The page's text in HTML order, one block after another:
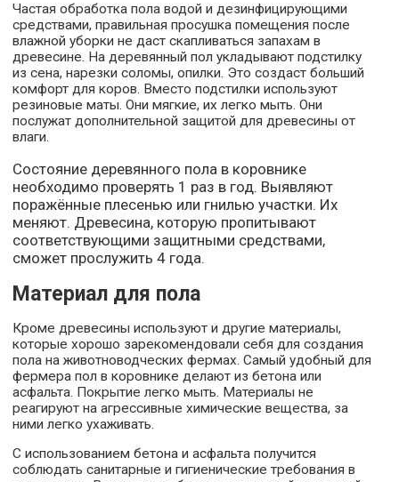
Частая обработка пола водой и дезинфицирующими
средствами, правильная просушка помещения после
влажной уборки не даст скапливаться запахам в
древесине. На деревянный пол укладывают подстилку
из сена, нарезки соломы, опилки. Это создаст больший
комфорт для коров. Вместо подстилки используют
резиновые маты. Они мягкие, их легко мыть. Они
послужат дополнительной защитой для древесины от
влаги.
Состояние деревянного пола в коровнике
необходимо проверять 1 раз в год. Выявляют
поражённые плесенью или гнилью участки. Их
меняют. Древесина, которую пропитывают
соответствующими защитными средствами,
сможет прослужить 4 года.
Материал для пола
Кроме древесины используют и другие материалы,
которые хорошо зарекомендовали себя для создания
пола на животноводческих фермах. Самый удобный для
фермера пол в коровнике делают из бетона или
асфальта. Покрытие легко мыть. Материалы не
реагируют на агрессивные химические вещества, за
ними легко ухаживать.
С использованием бетона и асфальта получится
соблюдать санитарные и гигиенические требования в